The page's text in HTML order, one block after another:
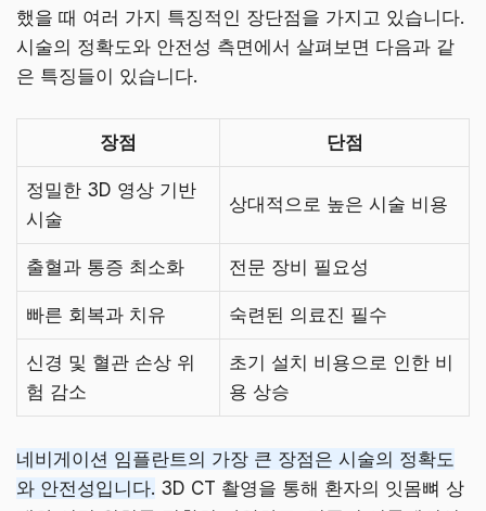
했을 때 여러 가지 특징적인 장단점을 가지고 있습니다.
시술의 정확도와 안전성 측면에서 살펴보면 다음과 같
은 특징들이 있습니다.
장점 단점
정밀한 3D 영상 기반
시술
상대적으로 높은 시술 비용
출혈과 통증 최소화 전문 장비 필요성
빠른 회복과 치유 숙련된 의료진 필수
신경 및 혈관 손상 위
험 감소
초기 설치 비용으로 인한 비
용 상승
네비게이션 임플란트의 가장 큰 장점은 시술의 정확도
와 안전성입니다. 3D CT 촬영을 통해 환자의 잇몸뼈 상